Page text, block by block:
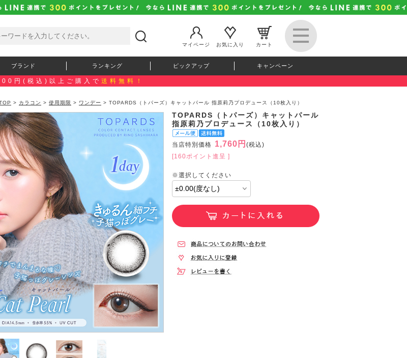
マイページ
お気に入り カート
ブランド ランキング ピックアップ キャンペーン
円(税込)以上ご購入で 送料無料！
> カラコン > 使用期限 > ワンデー > TOPARDS（トパーズ）キャットパール 指原莉乃プロデュース（10枚入り）
TOPARDS（トパーズ）キャットパール
指原莉乃プロデュース（10枚入り）
当店特別価格 1,760円 (税込)
[160ポイント進呈 ]